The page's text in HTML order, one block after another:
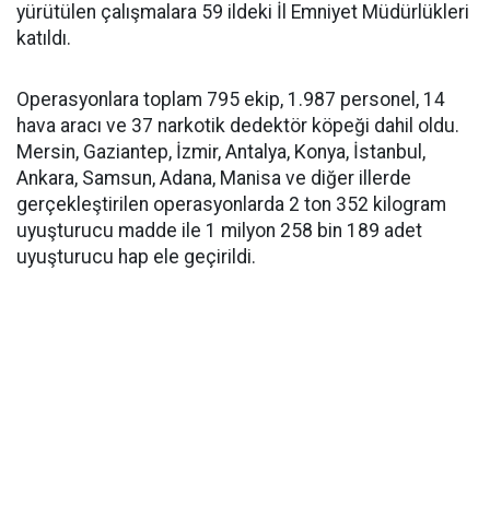
yürütülen çalışmalara 59 ildeki İl Emniyet Müdürlükleri
katıldı.
Operasyonlara toplam 795 ekip, 1.987 personel, 14
hava aracı ve 37 narkotik dedektör köpeği dahil oldu.
Mersin, Gaziantep, İzmir, Antalya, Konya, İstanbul,
Ankara, Samsun, Adana, Manisa ve diğer illerde
gerçekleştirilen operasyonlarda 2 ton 352 kilogram
uyuşturucu madde ile 1 milyon 258 bin 189 adet
uyuşturucu hap ele geçirildi.